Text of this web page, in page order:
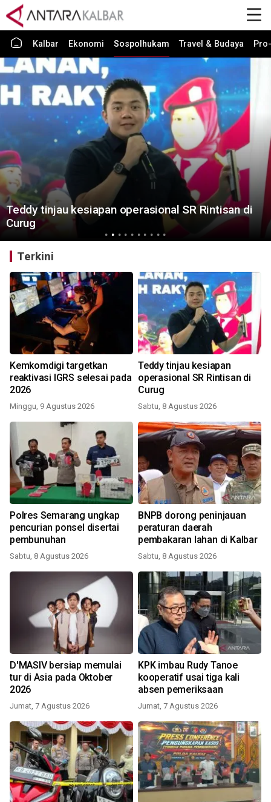
Kalbar Ekonomi Sospolhukam Travel & Budaya
Teddy tinjau kesiapan operasional SR Rintisan di
Curug
Terkini
Kemkomdigi targetkan
reaktivasi IGRS selesai pada
2026
Minggu, 9 Agustus 2026
Teddy tinjau kesiapan
operasional SR Rintisan di
Curug
Sabtu, 8 Agustus 2026
Polres Semarang ungkap
pencurian ponsel disertai
pembunuhan
Sabtu, 8 Agustus 2026
BNPB dorong peninjauan
peraturan daerah
pembakaran lahan di Kalbar
Sabtu, 8 Agustus 2026
D'MASIV bersiap memulai
tur di Asia pada Oktober
2026
Jumat, 7 Agustus 2026
KPK imbau Rudy Tanoe
kooperatif usai tiga kali
absen pemeriksaan
Jumat, 7 Agustus 2026